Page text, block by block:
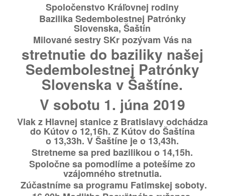
Spoločenstvo Kráľovnej rodiny
Bazilika Sedembolestnej Patrónky
Slovenska, Šaštín
Milované sestry SKr pozývam Vás na
stretnutie do baziliky našej
Sedembolestnej Patrónky
Slovenska v Šaštíne.
V sobotu 1. júna 2019
Vlakz Hlavnej stanicez Bratislavyodchádza
do Kútovo 12,16h. Z Kútov do Šaštína
o 13,33h.V Šaštíne je o 13,43h.
Stretneme sa pred bazilikou o 14,15h.
Spoločne sa pomodlíme a potešíme zo
vzájomného stretnutia.
Zúčastníme sa programu Fatimskej soboty.